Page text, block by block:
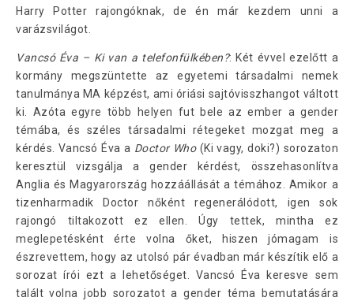
Harry Potter rajongóknak, de én már kezdem unni a
varázsvilágot.
Vancsó Éva – Ki van a telefonfülkében?: Két évvel ezelőtt a
kormány megszüntette az egyetemi társadalmi nemek
tanulmánya MA képzést, ami óriási sajtóvisszhangot váltott
ki. Azóta egyre több helyen fut bele az ember a gender
témába, és széles társadalmi rétegeket mozgat meg a
kérdés. Vancsó Éva a Doctor Who(Ki vagy, doki?) sorozaton
keresztül vizsgálja a gender kérdést, összehasonlítva
Anglia és Magyarország hozzáállását a témához. Amikor a
tizenharmadik Doctor nőként regenerálódott, igen sok
rajongó tiltakozott ez ellen. Úgy tettek, mintha ez
meglepetésként érte volna őket, hiszen jómagam is
észrevettem, hogy az utolsó pár évadban már készítik elő a
sorozat írói ezt a lehetőséget. Vancsó Éva keresve sem
talált volna jobb sorozatot a gender téma bemutatására